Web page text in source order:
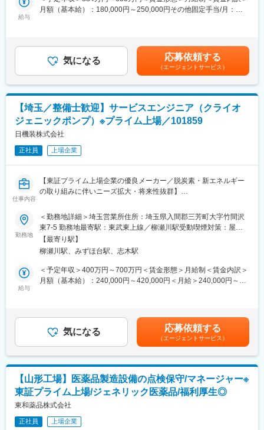
10:00～顧客訪問（修理訪問、営業同行、巡回訪問）
12:00～昼食
13:00～顧客訪問（修理訪問、営業同行、巡回訪問）
17:00～事務処理、報告書作成、スケジュール確認
18:00～退社
【同社の特徴】
1981年に設立し、微生物検査に使用する動物血液と血清、培地の
製造と販売から事業を開始。微生物培の原料として動物の血液が
必要不可欠である点に着目し、ウサギやヒツジ、ウマなど取り扱
培地の製品ラインアップを充実、最近では細胞の培養に用いる組
織培養培地の開発に特に注力してきました。
変更の範囲：会社の定める業務
【働き方】
■働き方：
年間休日128日・土日祝休み、残業時間は月平均10時間程となっ
ており、ワークライフバランスを整えやすい環境です。また、休
休日を取得いただきます。
【業務内容】
■機器メンテナンス業務全般
■設置据え付け修理・点検
■見積書作成
■巡回訪問
また、下記のような営業フォローをいただくこともございます。
■機器に関わる案内・フォロー（営業同行や勉強会実施など）
■機器に関する問い合わせ対応（メール・電話など）
【研修について】
入社後６カ月～最長１年程度、坂戸本社（埼玉）にて研修を予定
ャッチアップいただける環境です◎
10:00～顧客訪問（修理訪問、営業同行、巡回訪問）
12:00～昼食
13:00～顧客訪問（修理訪問、営業同行、巡回訪問）
17:00～事務処理、報告書作成、スケジュール確認
18:00～退社
【同社の特徴】
1981年に設立し、微生物検査に使用する動物血液と血清、培地の
製造と販売から事業を開始。微生物培の原料として動物の血液が
必要不可欠である点に着目し、ウサギやヒツジ、ウマなど取り扱
給与
月額（基本給）：180,000円～250,000円その他固定手当/月：
て上下する可能性があります。月給(月額)は固定手当を含めた表記
です。 気になる 応募依頼する
（エージェントサービス）
【埼玉／整備士歓迎】サービスエンジニア（クライオ
ジェニックポンプ）※プライム上場／101859
日機装株式会社
正社員 上場企業
仕事内容
【東証プライム上場企業の優良メーカー／脱炭素・新エネルギー
の取り組みに伴いニーズ拡大・将来性抜群】
■求人のポイント：
・サービスエンジニア経験者はもちろん、設備保全、自動車・飛
行機整備士などメンテナンス経験をお持ちの方歓迎！
・ポンプ・医療・航空宇宙など多岐にわたる業界でトップシェア
製品を有する
■業務概要：
指示だし・指導をメインで行っていただきます。
・定期点検・メンテナンス（業務の7～8割）：ポンプの分解、分
ラブルが多いです。
・営業への技術サポート、サービス員からの営業活動（顧客折
衝・技術提案・見積作成）
■業務魅力：
・インフラ関連製品や、注目されている脱炭素に関する製品（海
勤務地
＜勤務地詳細＞埼玉営業所住所：埼玉県入間郡三芳町大字竹間沢
東7-5 勤務地最寄駅：東武東上線／柳瀬川駅受動喫煙対策：屋内
全面禁煙変更の範囲：会社の定める事業所（リモートワーク含
む）
【最寄り駅】
柳瀬川駅、みずほ台駅、志木駅
給与
＜予定年収＞400万円～700万円＜賃金形態＞月給制＜賃金内訳＞
月額（基本給）：240,000円～420,000円＜月給＞240,000円～
金はあくまでも目安の金額であり、選考を通じて上下する可能性
があります。月給(月額)は固定手当を含めた表記です。
気になる 応募依頼する
（エージェントサービス）
【山形工場】医薬品製造設備の点検保守/マネージャー※
東証プライム上場/ジェネリック医薬品/福利厚生◎
東和薬品株式会社
正社員 上場企業